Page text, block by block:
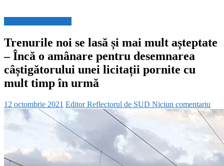
Trenurile noi se lasă și mai mult așteptate
– Încă o amânare pentru desemnarea
câștigătorului unei licitații pornite cu
mult timp în urmă
12 octombrie 2021 Editor Reflectorul de SUD Niciun comentariu